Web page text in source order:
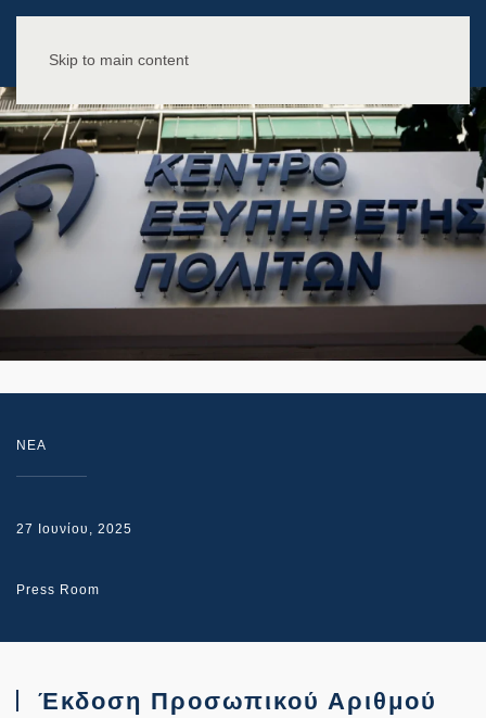
Skip to main content
NEA
27 Ιουνίου, 2025
Press Room
Έκδοση Προσωπικού Αριθμού